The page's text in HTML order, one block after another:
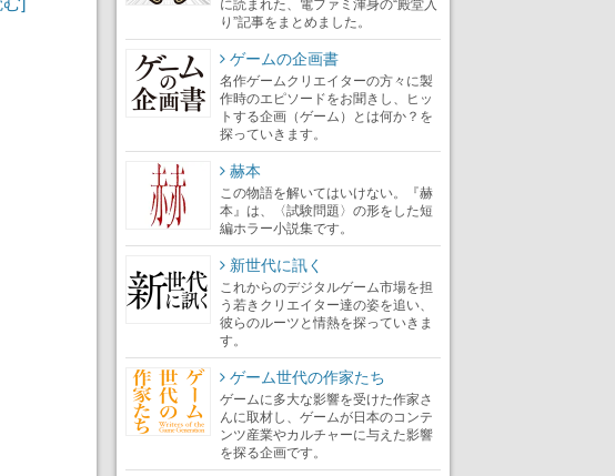
り”記事をまとめました。
ゲームの企画書
名作ゲームクリエイターの方々に製
作時のエピソードをお聞きし、ヒッ
トする企画（ゲーム）とは何か？を
探っていきます。
赫本
この物語を解いてはいけない。『赫
本』は、〈試験問題〉の形をした短
編ホラー小説集です。
新世代に訊く
これからのデジタルゲーム市場を担
う若きクリエイター達の姿を追い、
彼らのルーツと情熱を探っていきま
す。
ゲーム世代の作家たち
ゲームに多大な影響を受けた作家さ
んに取材し、ゲームが日本のコンテ
ンツ産業やカルチャーに与えた影響
を探る企画です。